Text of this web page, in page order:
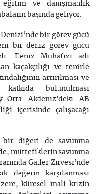
ve danışmanlık
başında geliyor.
Denizi’nde bir görev gücü
bir deniz görev gücü
Deniz Muhafızı adı
kaçakçılığı ve terörle
artırılması ve
bulunulması
Orta Akdeniz’deki AB
içerisinde çalışacağı
bir diğeri de savunma
müttefiklerin savunma
Galler Zirvesi’nde
değerin karşılanması
küresel mali krizin